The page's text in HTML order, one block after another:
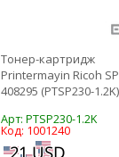
Тонер-картридж
Printermayin Ricoh
408295 (PTSP230-1.2K)
Арт: PTSP230-1.2K
Код: 1001240